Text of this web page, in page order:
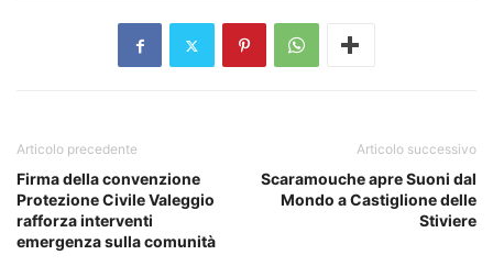
Articolo precedente
Firma della convenzione
Protezione Civile Valeggio
rafforza interventi
emergenza sulla comunità
Articolo successivo
Scaramouche apre Suoni dal
Mondo a Castiglione delle
Stiviere